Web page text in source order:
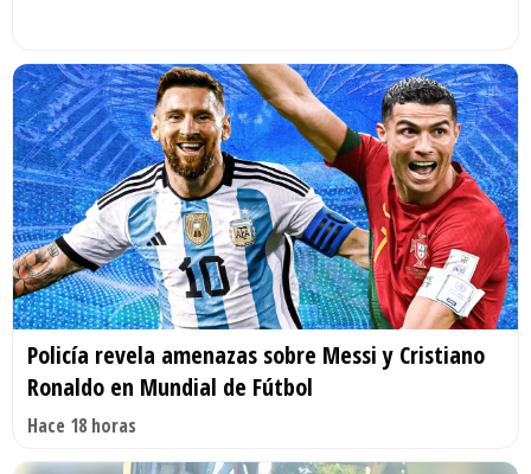
Policía revela amenazas sobre Messi y Cristiano
Ronaldo en Mundial de Fútbol
Hace 18 horas